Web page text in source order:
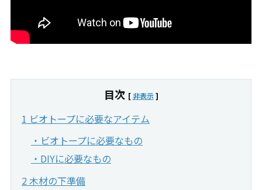
目次 [非表示]
1 ビオトープに必要なアイテム
・ビオトープに必要なもの
・DIYに必要なもの
2 木材の下準備